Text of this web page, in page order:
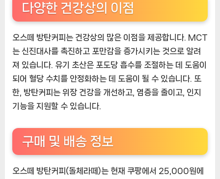
다양한 건강상의 이점
오스떼 방탄커피는 건강상의 많은 이점을 제공합니다. MCT
는 신진대사를 촉진하고 포만감을 증가시키는 것으로 알려
져 있습니다. 유기 초산은 포도당 흡수를 조절하는 데 도움이
되어 혈당 수치를 안정화하는 데 도움이 될 수 있습니다. 또
한, 방탄커피는 위장 건강을 개선하고, 염증을 줄이고, 인지
기능을 지원할 수 있습니다.
구매 및 배송 정보
오스떼 방탄커피(돌체라떼)는 현재 쿠팡에서 25,000원에